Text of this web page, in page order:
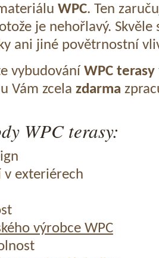
WPC. Ten
je nehořlavý.
ani jiné povětrnostní
vybudování WPC terasy
Vám zcela zdarma
WPC terasy:
v exteriérech
výrobce WPC